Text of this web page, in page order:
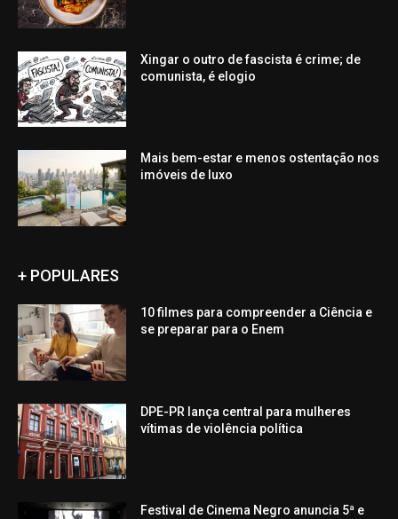
Xingar o outro de fascista é crime; de
comunista, é elogio
Mais bem-estar e menos ostentação nos
imóveis de luxo
+ POPULARES
10 filmes para compreender a Ciência e
se preparar para o Enem
DPE-PR lança central para mulheres
vítimas de violência política
Festival de Cinema Negro anuncia 5ª e